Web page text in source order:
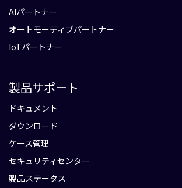
AIパートナー
オートモーティブパートナー
IoTパートナー
製品サポート
ドキュメント
ダウンロード
ケース管理
セキュリティセンター
製品ステータス